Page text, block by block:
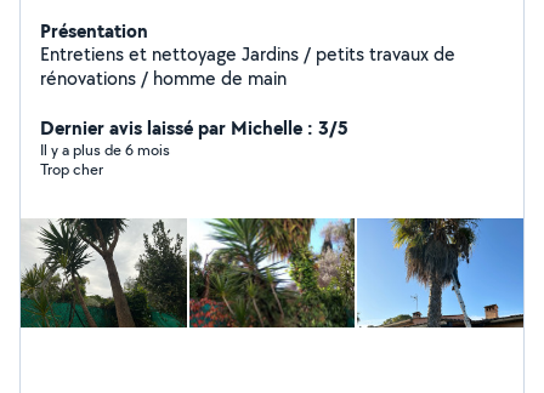
Présentation
Entretiens et nettoyage Jardins / petits travaux de
rénovations / homme de main
Dernier avis laissé par Michelle : 3/5
Il y a plus de 6 mois
Trop cher